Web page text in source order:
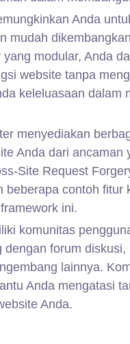
Anda
mudah
modular, Anda
website tanpa
keleluasaan dalam
menyediakan
Anda dari ancaman
Site Request
contoh fitur
ini.
komunitas
forum diskusi,
lainnya.
Anda mengatasi
Anda.